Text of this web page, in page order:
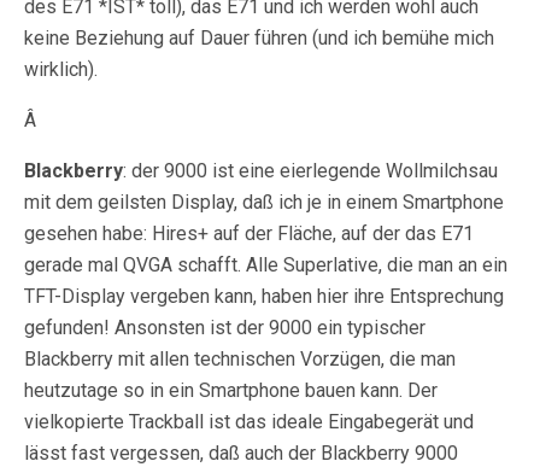
des E71 *IST* toll), das E71 und ich werden wohl auch
keine Beziehung auf Dauer führen (und ich bemühe mich
wirklich).
Â
Blackberry: der 9000 ist eine eierlegende Wollmilchsau
mit dem geilsten Display, daß ich je in einem Smartphone
gesehen habe: Hires+ auf der Fläche, auf der das E71
gerade mal QVGA schafft. Alle Superlative, die man an ein
TFT-Display vergeben kann, haben hier ihre Entsprechung
gefunden! Ansonsten ist der 9000 ein typischer
Blackberry mit allen technischen Vorzügen, die man
heutzutage so in ein Smartphone bauen kann. Der
vielkopierte Trackball ist das ideale Eingabegerät und
lässt fast vergessen, daß auch der Blackberry 9000